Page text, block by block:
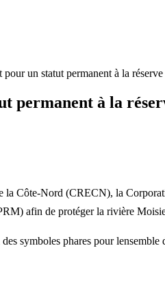
un statut permanent à la
permanent à la
Côte-Nord (CRECN), la
afin de protéger la rivière
symboles phares pour